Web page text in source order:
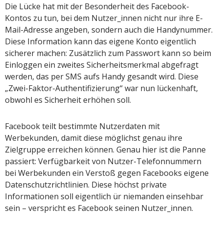
Die Lücke hat mit der Besonderheit des Facebook-
Kontos zu tun, bei dem Nutzer_innen nicht nur ihre E-
Mail-Adresse angeben, sondern auch die Handynummer.
Diese Information kann das eigene Konto eigentlich
sicherer machen: Zusätzlich zum Passwort kann so beim
Einloggen ein zweites Sicherheitsmerkmal abgefragt
werden, das per SMS aufs Handy gesandt wird. Diese
„Zwei-Faktor-Authentifizierung“ war nun lückenhaft,
obwohl es Sicherheit erhöhen soll.
Facebook teilt bestimmte Nutzerdaten mit
Werbekunden, damit diese möglichst genau ihre
Zielgruppe erreichen können. Genau hier ist die Panne
passiert: Verfügbarkeit von Nutzer-Telefonnummern
bei Werbekunden ein Verstoß gegen Facebooks eigene
Datenschutzrichtlinien. Diese höchst private
Informationen soll eigentlich ür niemanden einsehbar
sein – verspricht es Facebook seinen Nutzer_innen.